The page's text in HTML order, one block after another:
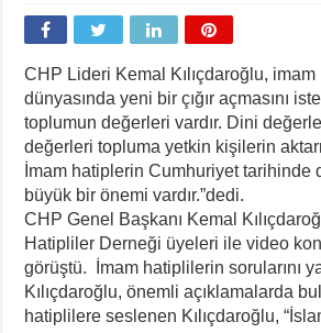
CHP Lideri Kemal Kılıçdaroğlu,
dünyasında yeni bir çığır açmasını
toplumun değerleri vardır. Dini
değerleri topluma yetkin kişilerin
İmam hatiplerin Cumhuriyet tarihinde
büyük bir önemi vardır.”dedi.
CHP Genel Başkanı Kemal
Hatipliler Derneği üyeleri ile video
görüştü. İmam hatiplilerin sorularını
Kılıçdaroğlu, önemli açıklamalarda
hatiplilere seslenen Kılıçdaroğlu,